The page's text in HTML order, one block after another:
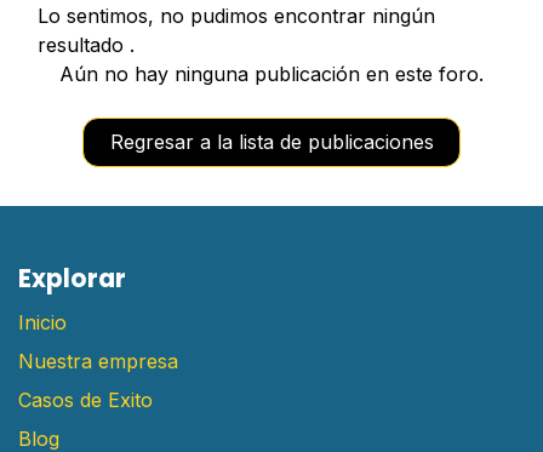
Lo sentimos, no pudimos encontrar ningún
resultado .
Aún no hay ninguna publicación en este foro.
Regresar a la lista de publicaciones
E​xplorar
Inicio
Nuestra empresa
Casos de Exito
Blog